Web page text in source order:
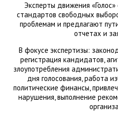
Эксперты движения
стандартов свободных
проблемам и предлагают
отчетах и
В фокусе экспертизы:
регистрация кандидатов,
злоупотребления
дня голосования, работа
политические финансы,
нарушения, выполнение